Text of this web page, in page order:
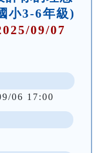
小3-6年級)
09/07
06 17:00